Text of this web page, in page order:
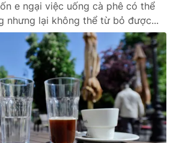
e ngại việc uống cà phê có thể
nhưng lại không thể từ bỏ được...